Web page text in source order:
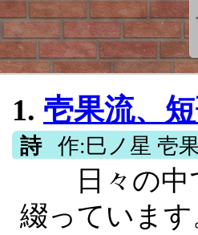
1. 壱果流、
詩 作:巳ノ星 壱
日々の中で
綴っていま